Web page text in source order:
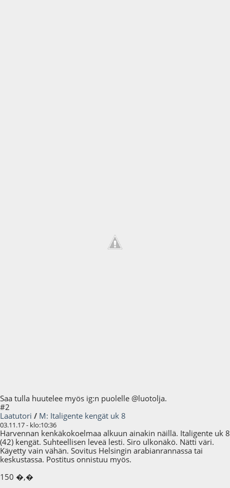
Saa tulla huutelee myös ig:n puolelle @luotolja.
#2
Laatutori / M: Italigente kengät uk 8
03.11.17 - klo:10:36
Harvennan kenkäkokoelmaa alkuun ainakin näillä. Italigente uk 8
(42) kengät. Suhteellisen leveä lesti. Siro ulkonäkö. Nätti väri.
Käyetty vain vähän. Sovitus Helsingin arabianrannassa tai
keskustassa. Postitus onnistuu myös.
150 �,�